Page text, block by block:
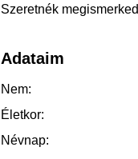
Szeretnék
Adataim
Nem:
Életkor:
Névnap: